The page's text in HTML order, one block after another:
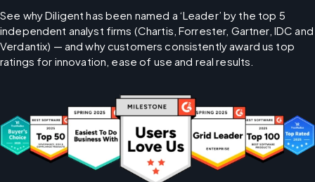
See why Diligent has been named a ‘Leader’ by the top 5
independent analyst firms (Chartis, Forrester, Gartner, IDC and
Verdantix) — and why customers consistently award us top
ratings for innovation, ease of use and real results.